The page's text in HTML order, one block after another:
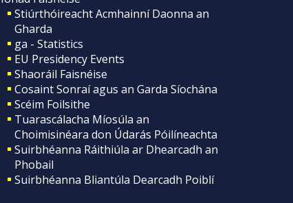
Stiúrthóireacht Acmhainní Daonna an
Gharda
ga - Statistics
EU Presidency Events
Shaoráil Faisnéise
Cosaint Sonraí agus an Garda Síochána
Scéim Foilsithe
Tuarascálacha Míosúla an
Choimisinéara don Údarás Póilíneachta
Suirbhéanna Ráithiúla ar Dhearcadh an
Phobail
Suirbhéanna Bliantúla Dearcadh Poiblí